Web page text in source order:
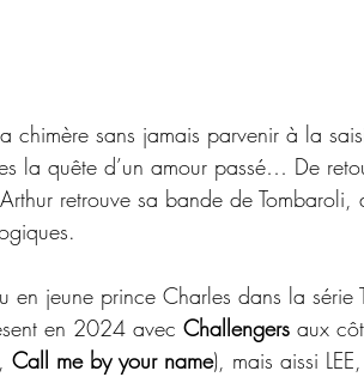
chimère sans jamais parvenir à la
la quête d’un amour passé… De
retrouve sa bande de
en jeune prince Charles dans la série
en 2024 avec Challengers aux
Call me by your name), mais aissi